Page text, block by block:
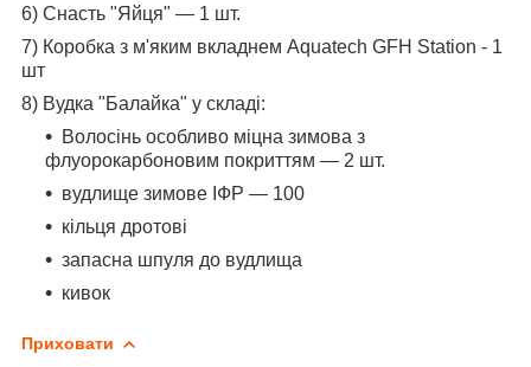
6) Снасть "Яйця" — 1 шт.
7) Коробка з м'яким вкладнем Aquatech GFH Station - 1
шт
8) Вудка "Балайка" у складі:
Волосінь особливо міцна зимова з
флуорокарбоновим покриттям — 2 шт.
вудлище зимове ІФР — 100
кільця дротові
запасна шпуля до вудлища
кивок
Приховати